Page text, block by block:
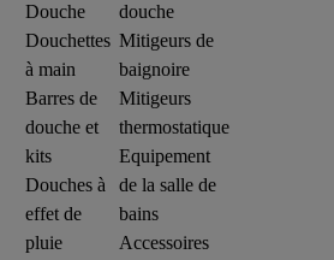
Douche
Douchettes
à main
Barres de
douche et
kits
Douches à
effet de
pluie
douche
Mitigeurs de
baignoire
Mitigeurs
thermostatique
Equipement
de la salle de
bains
Accessoires